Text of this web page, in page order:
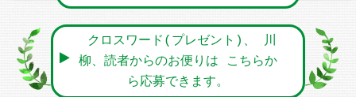
クロスワード(プレゼント)、 川
柳、読者からのお便りは こちらか
ら応募できます。